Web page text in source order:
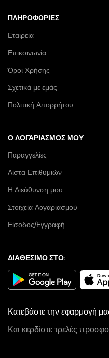
ΠΛΗΡΟΦΟΡΊΕΣ
Εταιρεία
Επικοινωνία
Όροι Χρήσης
Σχετικά με εμάς
Πολιτική Απορρήτου
Ο ΛΟΓΑΡΙΑΣΜΌΣ ΜΟΥ
Παραγγελίες
Λίστα Επιθυμιών
Η Διεύθυνση μου
Στοιχεία Λογαριασμού
Είσοδος/Εγγραφή
ΔΙΑΘΕΣΙΜΟ ΣΤΟ:
Κατεβάστε την εφαρμογή
Και κερδίστε τρελές